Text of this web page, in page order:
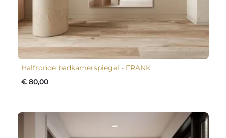
Halfronde badkamerspiegel - FRANK
€ 80,00